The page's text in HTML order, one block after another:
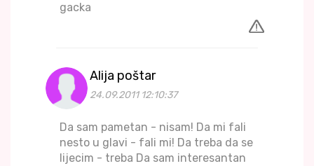
gacka
Alija poštar
24.09.2011 12:10:37
Da sam pametan - nisam! Da mi fali
nesto u glavi - fali mi! Da treba da se
lijecim - treba Da sam interesantan